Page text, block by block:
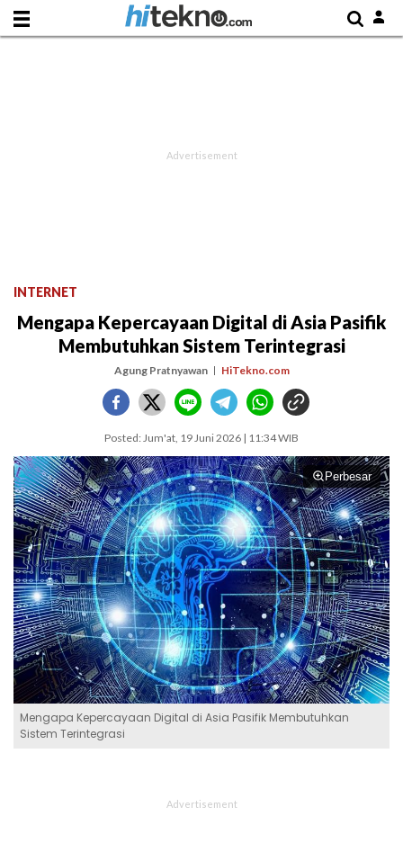
INTERNET
Mengapa Kepercayaan Digital di Asia Pasifik
Membutuhkan Sistem Terintegrasi
Agung Pratnyawan HiTekno.com
Posted: Jum'at, 19 Juni 2026 | 11:34 WIB
Perbesar
Mengapa Kepercayaan Digital di Asia Pasifik Membutuhkan
Sistem Terintegrasi